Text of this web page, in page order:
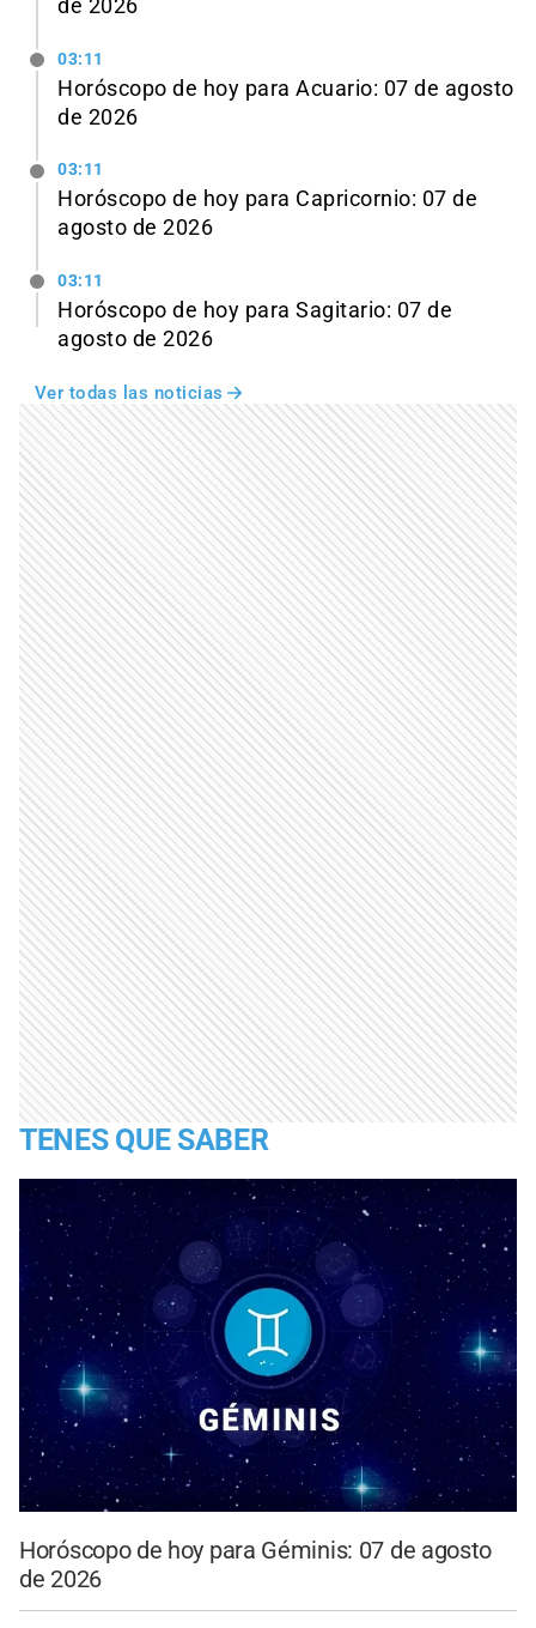
de 2026
03:11
Horóscopo de hoy para Acuario: 07 de agosto
de 2026
03:11
Horóscopo de hoy para Capricornio: 07 de
agosto de 2026
03:11
Horóscopo de hoy para Sagitario: 07 de
agosto de 2026
Ver todas las noticias
TENES QUE SABER
Horóscopo de hoy para Géminis: 07 de agosto
de 2026